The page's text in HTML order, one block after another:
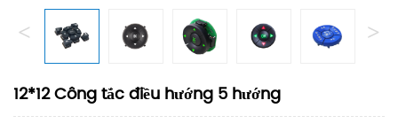
< >
12*12 Công tắc điều hướng 5 hướng